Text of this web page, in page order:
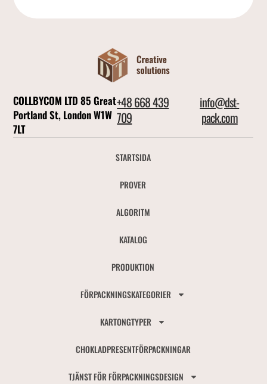
COLLBYCOM LTD 85 Great
Portland St, London W1W
7LT
+48 668 439
709
info@dst-
pack.com
STARTSIDA
PROVER
ALGORITM
KATALOG
PRODUKTION
FÖRPACKNINGSKATEGORIER
KARTONGTYPER
CHOKLADPRESENTFÖRPACKNINGAR
TJÄNST FÖR FÖRPACKNINGSDESIGN